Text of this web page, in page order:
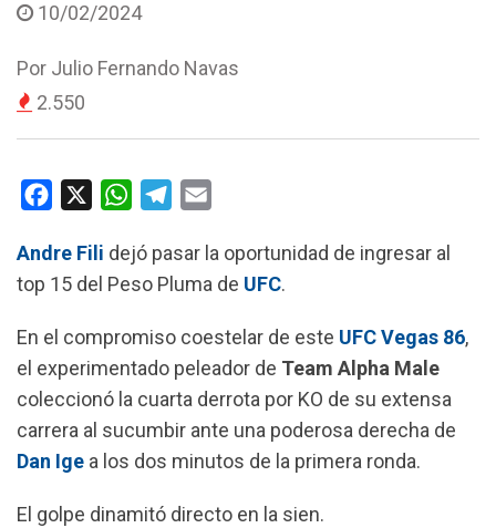
10/02/2024
Por Julio Fernando Navas
2.550
c
e
o
o
k
W
a
t
A
p
p
l
e
r
a
m
a
i
Andre Fili dejó pasar la oportunidad de ingresar al
top 15 del Peso Pluma de UFC.
En el compromiso coestelar de este UFC Vegas 86,
el experimentado peleador de Team Alpha Male
coleccionó la cuarta derrota por KO de su extensa
carrera al sucumbir ante una poderosa derecha de
Dan Ige a los dos minutos de la primera ronda.
El golpe dinamitó directo en la sien.